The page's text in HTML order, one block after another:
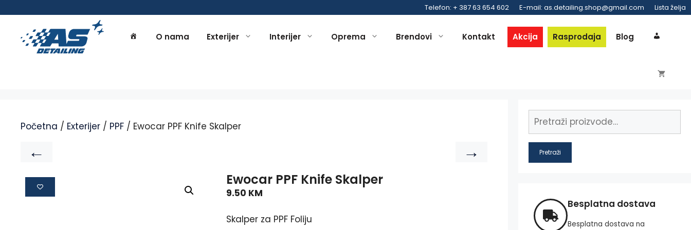
Telefon: + 387 63 654 602 E-mail: as.detailing.shop@gmail.com Lista želja
O nama Exterijer Interijer Oprema Brendovi Kontakt Akcija Rasprodaja Blog
Početna / Exterijer / PPF / Ewocar PPF Knife Skalper
← →
Ewocar PPF Knife Skalper
9.50 KM
Skalper za PPF Foliju
Pretraži
Besplatna dostava
Besplatna dostava na